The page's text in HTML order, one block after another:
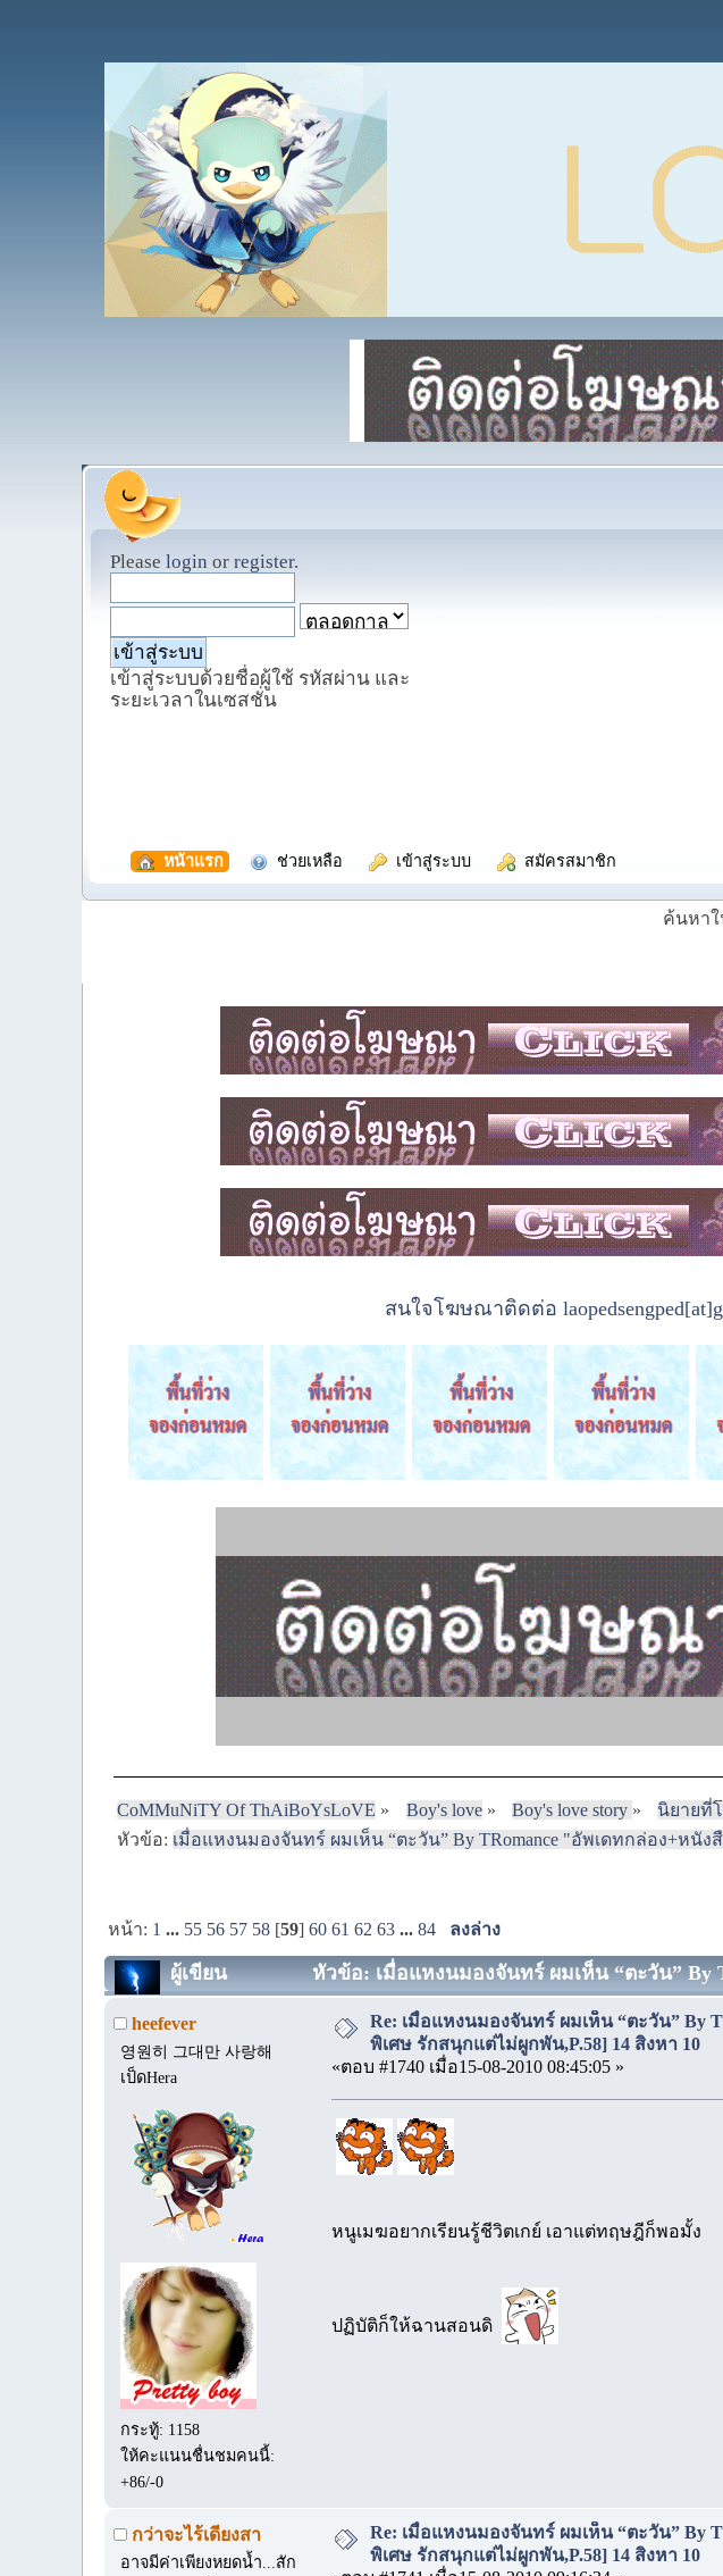
Please login or register.
เข้าสู่ระบบด้วยชื่อผู้ใช้ รหัสผ่าน และ
ระยะเวลาในเซสชั่น
หน้าแรก ช่วยเหลือ เข้าสู่ระบบ สมัครสมาชิก
ค้นหาใ
สนใจโฆษณาติดต่อ
CoMMuNiTY Of ThAiBoYsLoVE » Boy's love» Boy's love story » นิยายที่
หัวข้อ: เมื่อแหงนมองจันทร์ ผมเห็น “ตะวัน” By TRomance "อัพเดทกล่อง+หนัง
หน้า: 1 ... 55 56 57 58 [59]60 61 62 63 ...84 ลงล่าง
ผู้เขียน หัวข้อ: เมื่อแหงนมองจันทร์ ผมเห็น “ตะวัน” By
heefever
영원히 그대만 사랑해
เป็ดHera
กระทู้: 1158
ให้คะแนนชื่นชมคนนี้:
+86/-0
Re: เมื่อแหงนมองจันทร์ ผมเห็น “ตะวัน” By
พิเศษ รักสนุกแต่ไม่ผูกพัน,P.58] 14 สิงหา 10
«ตอบ #1740 เมื่อ15-08-2010 08:45:05 »
หนูเมฆอยากเรียนรู้ชีวิตเกย์ เอาแต่ทฤษฎีก็พอมั้ง
ปฏิบัติก็ให้ฉานสอนดิ
กว่าจะไร้เดียงสา
อาจมีค่าเพียงหยดน้ำ...สัก
Re: เมื่อแหงนมองจันทร์ ผมเห็น “ตะวัน” By
พิเศษ รักสนุกแต่ไม่ผูกพัน,P.58] 14 สิงหา 10